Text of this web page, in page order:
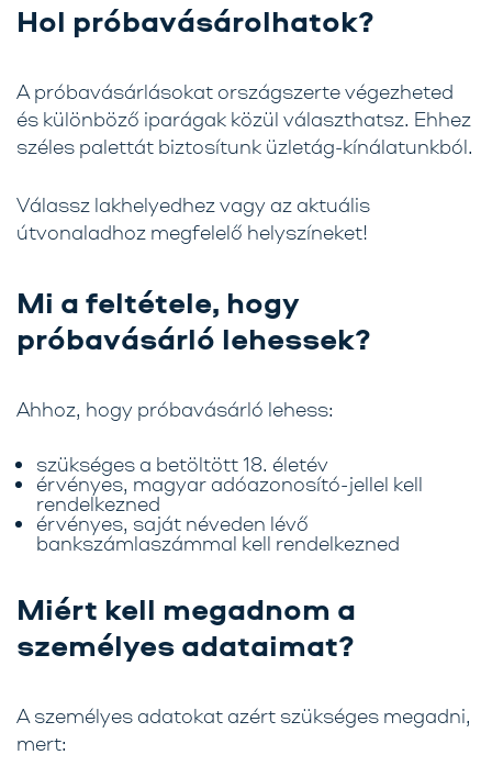
Hol próbavásárolhatok?
A próbavásárlásokat országszertevégezheted
és különböző iparágak közül választhatsz. Ehhez
széles palettát biztosítunk üzletág-kínálatunkból.
Válassz lakhelyedhez vagy az aktuális
útvonaladhoz megfelelő helyszíneket!
Mi a feltétele, hogy
próbavásárló lehessek?
Ahhoz, hogy próbavásárló lehess:
szükséges a betöltött 18. életév
érvényes, magyar adóazonosító-jellel kell
rendelkezned
érvényes, saját néveden lévő
bankszámlaszámmal kell rendelkezned
Miért kell megadnom a
személyes adataimat?
A személyes adatokat azért szükséges megadni,
mert: